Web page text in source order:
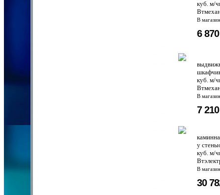
куб. м/
В
6
куб. м/
В
7
у
куб. м/
В
30